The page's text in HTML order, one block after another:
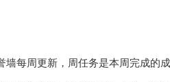
墙每周更新，周任务是本周完成